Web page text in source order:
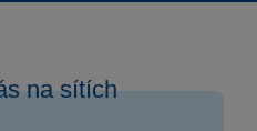
na sítích